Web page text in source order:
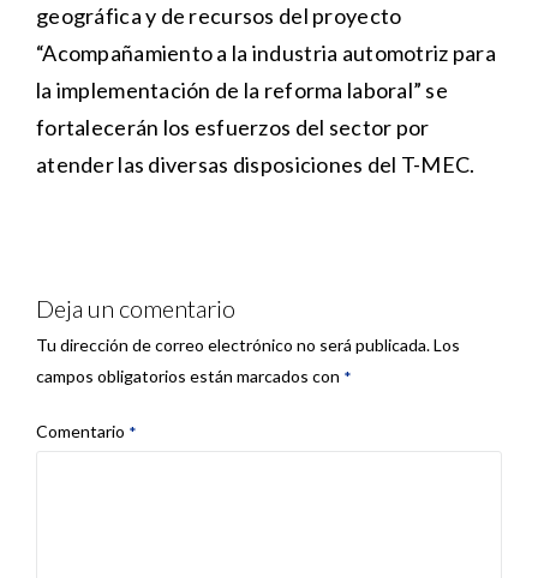
geográfica y de recursos del proyecto
“Acompañamiento a la industria automotriz para
la implementación de la reforma laboral” se
fortalecerán los esfuerzos del sector por
atender las diversas disposiciones del T-MEC.
Deja un comentario
Tu dirección de correo electrónico no será publicada.Los
campos obligatorios están marcados con *
Comentario *